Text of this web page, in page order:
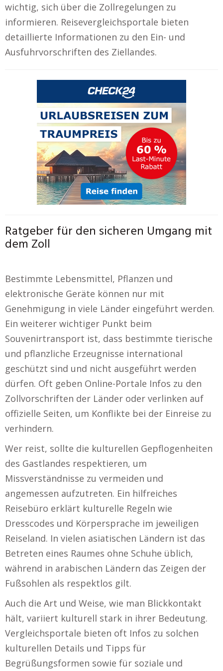
wichtig, sich über die Zollregelungen zu
informieren. Reisevergleichsportale bieten
detaillierte Informationen zu den Ein- und
Ausfuhrvorschriften des Ziellandes.
Ratgeber für den sicheren Umgang mit
dem Zoll
Bestimmte Lebensmittel, Pflanzen und
elektronische Geräte können nur mit
Genehmigung in viele Länder eingeführt werden.
Ein weiterer wichtiger Punkt beim
Souvenirtransport ist, dass bestimmte tierische
und pflanzliche Erzeugnisse international
geschützt sind und nicht ausgeführt werden
dürfen. Oft geben Online-Portale Infos zu den
Zollvorschriften der Länder oder verlinken auf
offizielle Seiten, um Konflikte bei der Einreise zu
verhindern.
Wer reist, sollte die kulturellen Gepflogenheiten
des Gastlandes respektieren, um
Missverständnisse zu vermeiden und
angemessen aufzutreten. Ein hilfreiches
Reisebüro erklärt kulturelle Regeln wie
Dresscodes und Körpersprache im jeweiligen
Reiseland. In vielen asiatischen Ländern ist das
Betreten eines Raumes ohne Schuhe üblich,
während in arabischen Ländern das Zeigen der
Fußsohlen als respektlos gilt.
Auch die Art und Weise, wie man Blickkontakt
hält, variiert kulturell stark in ihrer Bedeutung.
Vergleichsportale bieten oft Infos zu solchen
kulturellen Details und Tipps für
Begrüßungsformen sowie für soziale und